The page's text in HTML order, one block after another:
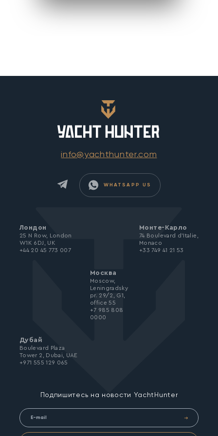
info@yachthunter.com
WHATSAPP US
Подпишитесь на новости YachtHunter
Лондон
25 N Row, London
W1K 6DJ, UK
+44 20 45 773 007
Монте-Карло
74 Boulevard d’Italie,
Monaco
+33 749 41 21 53
Москва
Moscow,
Leningradsky
pr. 29/2, G1,
office 55
+7 985 808
0000
Дубай
Boulevard Plaza
Tower 2, Dubai, UAE
+971 555 129 065